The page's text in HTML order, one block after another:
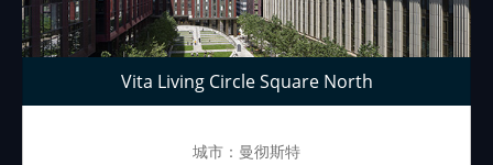
Vita Living Circle Square North
城市：曼彻斯特